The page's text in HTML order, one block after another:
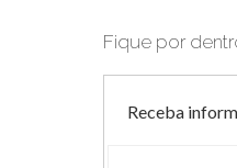
Fique por
Receba